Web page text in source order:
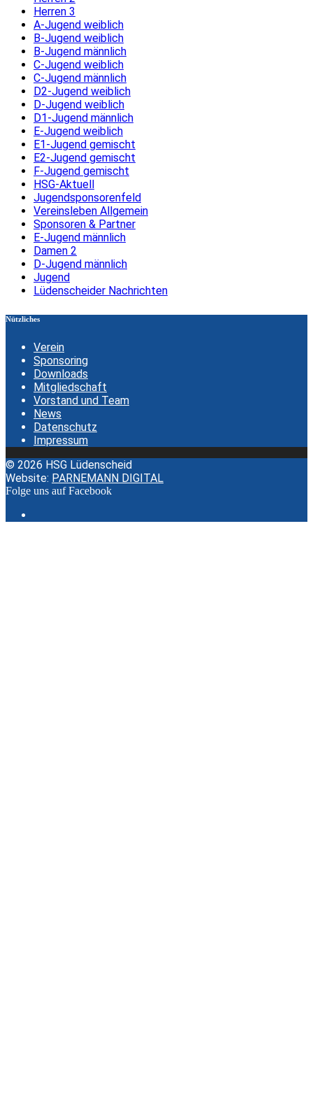
Herren 3
A-Jugend weiblich
B-Jugend weiblich
B-Jugend männlich
C-Jugend weiblich
C-Jugend männlich
D2-Jugend weiblich
D-Jugend weiblich
D1-Jugend männlich
E-Jugend weiblich
E1-Jugend gemischt
E2-Jugend gemischt
F-Jugend gemischt
HSG-Aktuell
Jugendsponsorenfeld
Vereinsleben Allgemein
Sponsoren & Partner
E-Jugend männlich
Damen 2
D-Jugend männlich
Jugend
Lüdenscheider Nachrichten
Nützliches
Verein
Sponsoring
Downloads
Mitgliedschaft
Vorstand und Team
News
Datenschutz
Impressum
© 2026 HSG Lüdenscheid
Website: PARNEMANN DIGITAL
Folge uns auf Facebook